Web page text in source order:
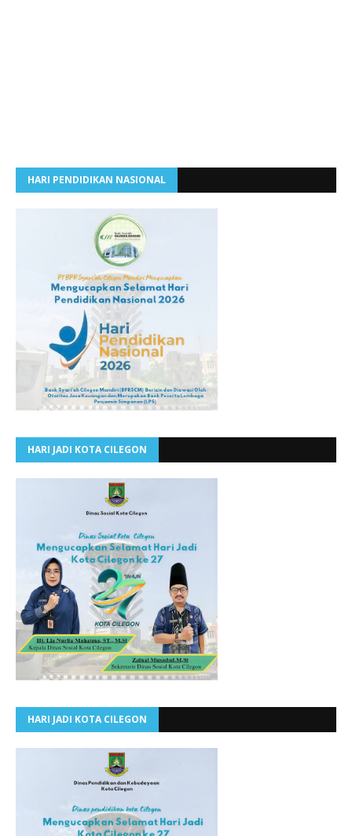
HARI PENDIDIKAN NASIONAL
HARI JADI KOTA CILEGON
HARI JADI KOTA CILEGON